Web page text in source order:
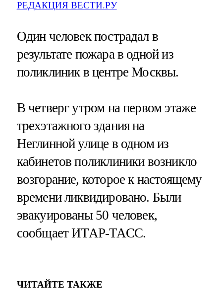
РЕДАКЦИЯ ВЕСТИ.РУ
Один человек пострадал в
результате пожара в одной из
поликлиник в центре Москвы.
В четверг утром на первом этаже
трехэтажного здания на
Неглинной улице в одном из
кабинетов поликлиники возникло
возгорание, которое к настоящему
времени ликвидировано. Были
эвакуированы 50 человек,
сообщает ИТАР-ТАСС.
ЧИТАЙТЕ ТАКЖЕ